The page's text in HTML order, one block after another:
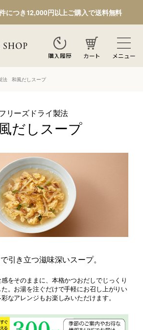
につき12,000円以上ご購入で送料無料
購入履歴 カート メニュー
法 和風だしスープ
リーズドライ製法
だしスープ
引き立つ滋味深いスープ。
をそのままに、本格かつおだしでじっくり
。お湯を注ぐだけで手軽にお召し上がりい
なアレンジもお楽しみいただけます。